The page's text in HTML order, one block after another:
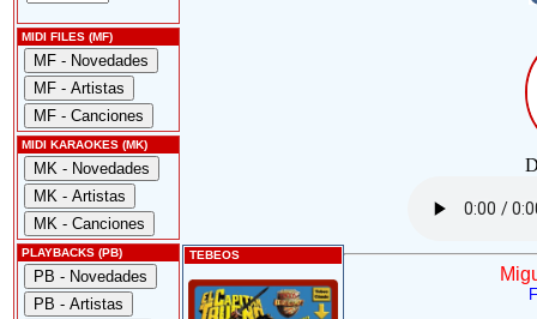
MIDI FILES (MF)
MIDI KARAOKES (MK)
PLAYBACKS (PB) TEBEOS